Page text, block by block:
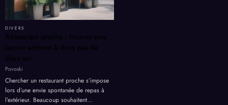
DIVERS
Restaurant proche : trouver une
bonne adresse à deux pas de
chez soi
Povoski
Chercher un restaurant proche s’impose
lors d’une envie spontanée de repas à
l’extérieur. Beaucoup souhaitent…